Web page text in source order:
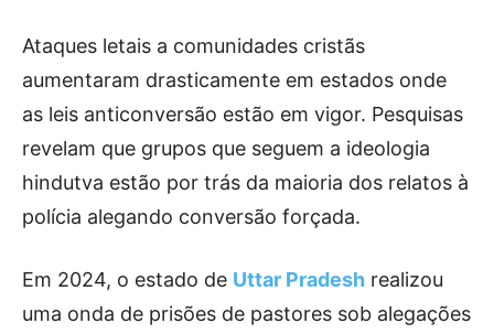
Ataques letais a comunidades cristãs
aumentaram drasticamente em estados onde
as leis anticonversão estão em vigor. Pesquisas
revelam que grupos que seguem a ideologia
hindutva estão por trás da maioria dos relatos à
polícia alegando conversão forçada.
Em 2024, o estado de Uttar Pradesh realizou
uma onda de prisões de pastores sob alegações